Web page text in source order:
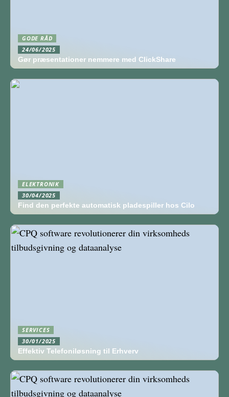
GODE RÅD
24/06/2025
Gør præsentationer nemmere med ClickShare
ELEKTRONIK
30/04/2025
Find den perfekte automatisk pladespiller hos Cilo
SERVICES
30/01/2025
Effektiv Telefoniløsning til Erhverv